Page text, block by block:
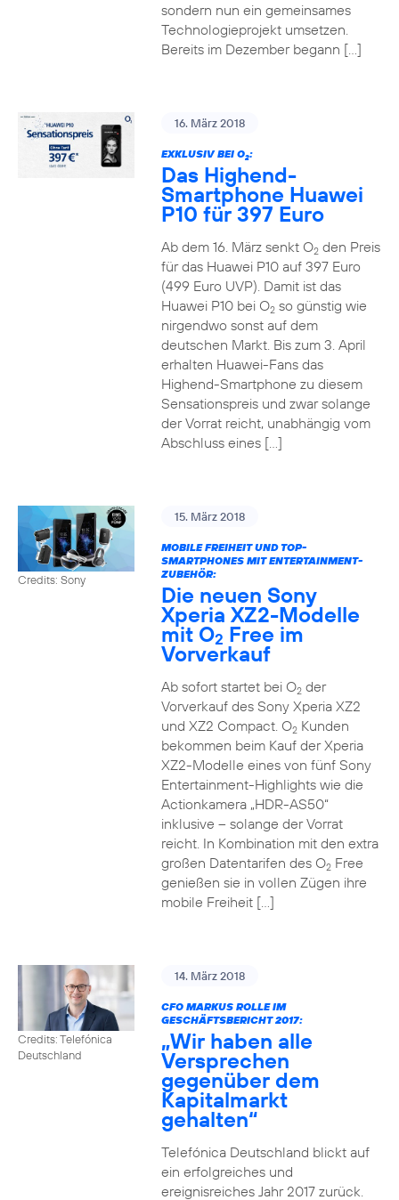
sondern nun ein gemeinsames
Technologieprojekt umsetzen.
Bereits im Dezember begann […]
16. März 2018
EXKLUSIV BEI O2:
Das Highend-
Smartphone Huawei
P10 für 397 Euro
Ab dem 16. März senkt O2den Preis
für das Huawei P10 auf 397 Euro
(499 Euro UVP). Damit ist das
Huawei P10 bei O2so günstig wie
nirgendwo sonst auf dem
deutschen Markt. Bis zum 3. April
erhalten Huawei-Fans das
Highend-Smartphone zu diesem
Sensationspreis und zwar solange
der Vorrat reicht, unabhängig vom
Abschluss eines […]
Credits: Sony
15. März 2018
MOBILE FREIHEIT UND TOP-
SMARTPHONES MIT ENTERTAINMENT-
ZUBEHÖR:
Die neuen Sony
Xperia XZ2-Modelle
mit O2 Free im
Vorverkauf
Ab sofort startet bei O2der
Vorverkauf des Sony Xperia XZ2
und XZ2 Compact. O2Kunden
bekommen beim Kauf der Xperia
XZ2-Modelle eines von fünf Sony
Entertainment-Highlights wie die
Actionkamera „HDR-AS50“
inklusive – solange der Vorrat
reicht. In Kombination mit den extra
großen Datentarifen des O2Free
genießen sie in vollen Zügen ihre
mobile Freiheit […]
Credits: Telefónica
Deutschland
14. März 2018
CFO MARKUS ROLLE IM
GESCHÄFTSBERICHT 2017:
„Wir haben alle
Versprechen
gegenüber dem
Kapitalmarkt
gehalten“
Telefónica Deutschland blickt auf
ein erfolgreiches und
ereignisreiches Jahr 2017 zurück.